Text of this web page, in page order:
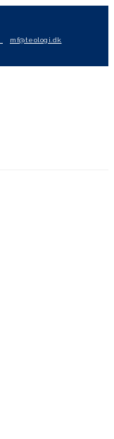
mf@teologi.dk